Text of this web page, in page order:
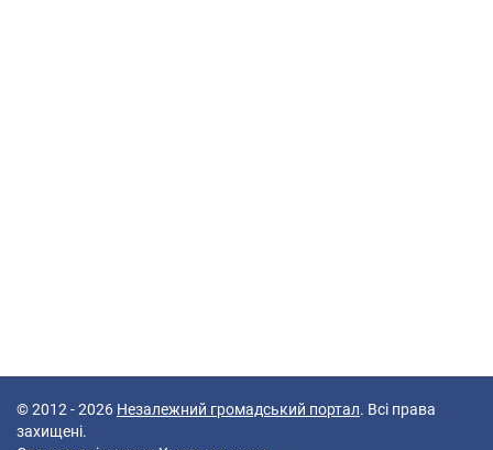
© 2012 - 2026 Незалежний громадський портал. Всі права
захищені.